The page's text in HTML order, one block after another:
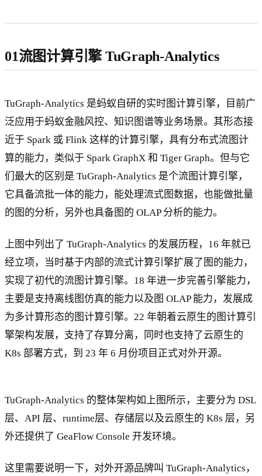
01流图计算引擎 TuGraph-Analytics
TuGraph-Analytics 是蚂蚁自研的实时图计算引擎，目前广
泛应用于蚂蚁金融风控、知识图谱等业务场景。其形态接
近于 Spark 或 Flink 这样的计算引擎，具有分布式流图计
算的能力，类似于 Spark GraphX 和 Tiger Graph。但与它
们最大的区别是 TuGraph-Analytics 是个流图计算引擎，
它具备流批一体的能力，能处理流式图数据，也能做批量
的图的分析，另外也具备图的 OLAP 分析的能力。
上图中列出了 TuGraph-Analytics 的发展历程，16 年就已
经立项，当时基于内部的流式计算引擎扩展了图的能力，
实现了初代的流图计算引擎。18 年进一步完善引擎能力，
主要是支持离线图仿真的能力以及图 OLAP 能力，发展成
为多计算形态的图计算引擎。22 年朝着云原生的图计算引
擎架构发展，支持了存算分离，同时也支持了云原生的
K8s 部署方式，到 23 年 6 月份项目正式对外开源。
TuGraph-Analytics 的整体架构如上图所示，主要分为 DSL
层、API 层、runtime层、存储层以及云原生的 K8s 层，另
外还提供了 GeaFlow Console 开发环境。
这里需要说明一下，对外开源品牌叫 TuGraph-Analytics，